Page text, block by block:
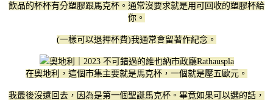
飲品的杯杯有分塑膠跟馬克杯。通常沒要求就是用可回收的塑膠杯給
你。
(一樣可以退押杯費)我通常會留著作紀念。
在奧地利，這個市集主要就是馬克杯，一個就是壓五歐元。
我最後沒還回去，因為是第一個聖誕馬克杯。畢竟如果可以選的話，